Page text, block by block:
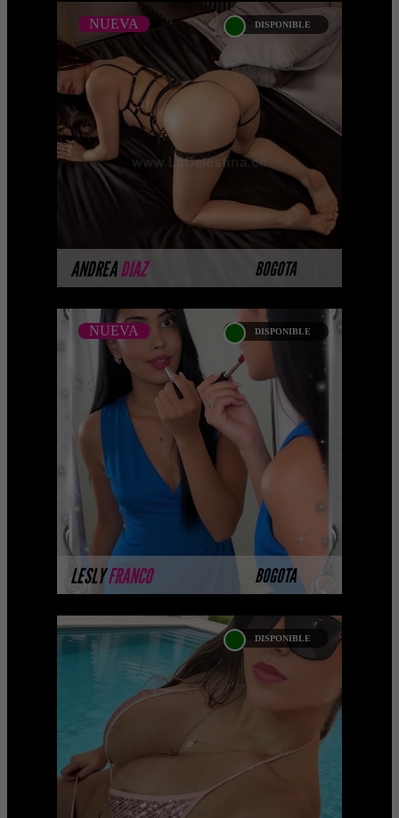
ANDREADIAZ BOGOTA
NUEVA DISPONIBLE
ANDREA DIAZ
NUEVA
Escorts culonas Soy una chica
multiorgasmica con una gran cola y
unos deliciosos pechos frescos. Soy una
chica escorts vip e ...
MÁS INFORMACIÓN
LESLYFRANCO BOGOTA
NUEVA DISPONIBLE
LESLY FRANCO -
CATALOGO PLATINO
NUEVA
Platinum Esta modelo pertenece a
nuestro Catálogo Privado Platinum.
Selección privada de modelos con un
nivel de belleza y perform ...
MÁS INFORMACIÓN
DISPONIBLE
PAULA BERNAL-
CATALOGO PLATINO
Platinum Esta modelo pertenece a
nuestro Catálogo Privado Platinum.
Selección privada de modelos con un
nivel de belleza y perform ...